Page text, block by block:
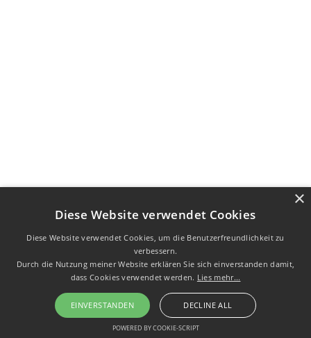
Diese Website verwendet Cookies
Diese Website verwendet Cookies, um die Benutzerfreundlichkeit zu
verbessern.
Durch die Nutzung meiner Website erklären Sie sich einverstanden damit,
dass Cookies verwendet werden. Lies mehr...
EINVERSTANDEN DECLINE ALL
POWERED BY COOKIE-SCRIPT
×